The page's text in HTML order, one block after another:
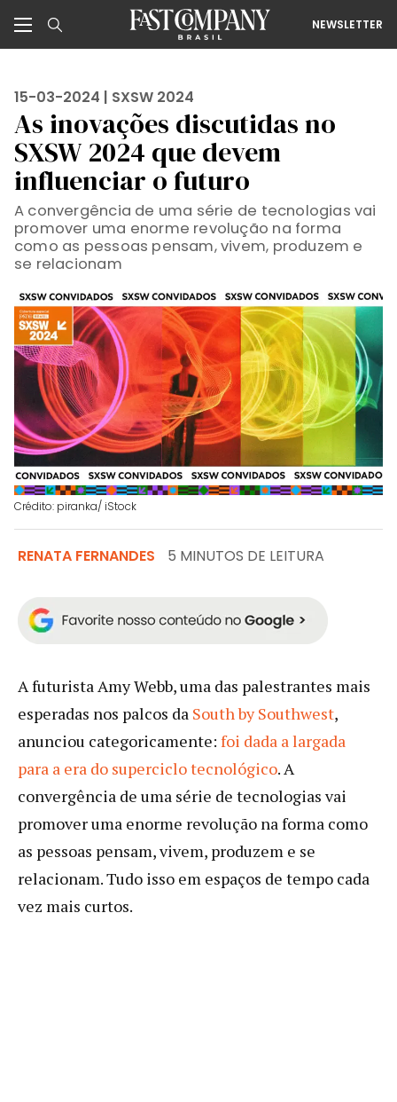
NEWSLETTER
15-03-2024 | SXSW 2024
As inovações discutidas no
SXSW 2024 que devem
influenciar o futuro
A convergência de uma série de tecnologias vai
promover uma enorme revolução na forma
como as pessoas pensam, vivem, produzem e
se relacionam
Crédito: piranka/ iStock
RENATA FERNANDES 5 MINUTOS DE LEITURA
A futurista Amy Webb, uma das palestrantes mais
esperadas nos palcos da South by Southwest,
anunciou categoricamente: foi dada a largada
para a era do superciclo tecnológico. A
convergência de uma série de tecnologias vai
promover uma enorme revolução na forma como
as pessoas pensam, vivem, produzem e se
relacionam. Tudo isso em espaços de tempo cada
vez mais curtos.